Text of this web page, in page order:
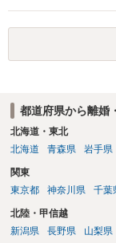
できるかどうかがポ
象ですので、上記(1)
に）提出することが
なので、例えば、医
護士へ依頼しても苦
本人申立てをお考え
れますので、性急な
都道府県から離婚
北海道・東北
北海道
青森県 岩手県
関東
東京都
神奈川県 千葉
北陸・甲信越
新潟県
長野県 山梨県